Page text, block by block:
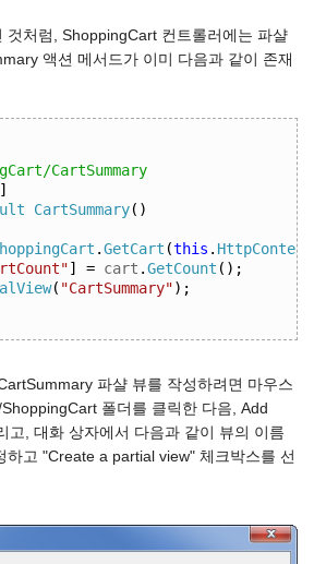
것처럼, ShoppingCart 컨트롤러에는 파샬
액션 메서드가 이미 다음과 같이 존재
CartSummary
]
CartSummary()
.GetCart (this . HttpContext
] = cart .GetCount ();
( "CartSummary");
파샬 뷰를 작성하려면 마우스
폴더를 클릭한 다음, Add
고, 대화 상자에서 다음과 같이 뷰의 이름
하고 "Create a partial view" 체크박스를 선